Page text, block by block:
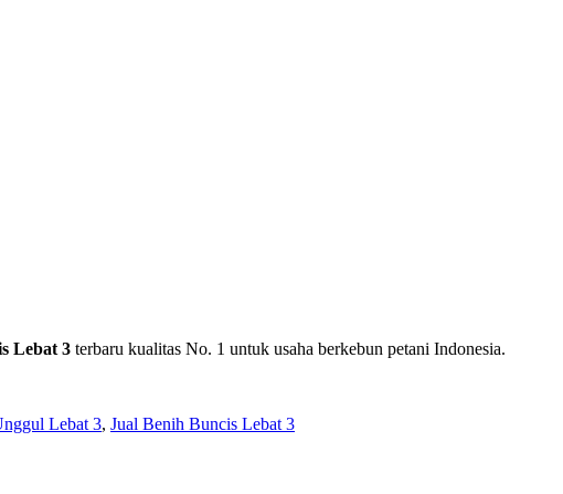
Lebat 3 terbaru kualitas No. 1 untuk usaha berkebun petani Indonesia.
Lebat 3, Jual Benih Buncis Lebat 3